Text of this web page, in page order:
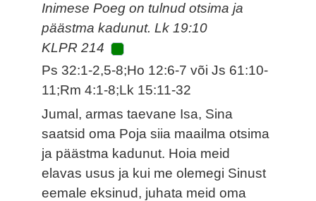
Inimese Poeg on tulnud otsima ja
päästma kadunut. Lk 19:10
KLPR 214
Ps 32:1-2,5-8;Ho 12:6-7 või Js 61:10-
11;Rm 4:1-8;Lk 15:11-32
Jumal, armas taevane Isa, Sina
saatsid oma Poja siia maailma otsima
ja päästma kadunut. Hoia meid
elavas usus ja kui me olemegi Sinust
eemale eksinud, juhata meid oma